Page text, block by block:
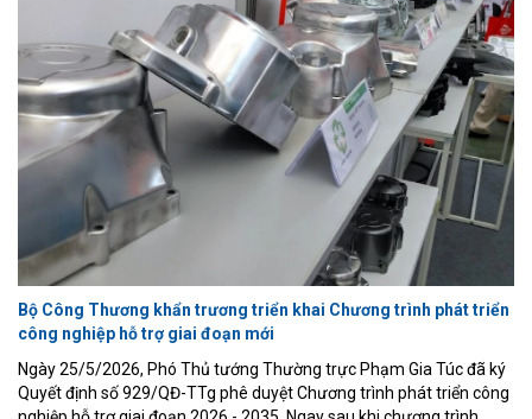
Bộ Công Thương khẩn trương triển khai Chương trình phát triển
công nghiệp hỗ trợ giai đoạn mới
Ngày 25/5/2026, Phó Thủ tướng Thường trực Phạm Gia Túc đã ký
Quyết định số 929/QĐ-TTg phê duyệt Chương trình phát triển công